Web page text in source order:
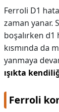
Ferroli D1
zaman yanar.
boşalırken
kısmında da
yanmaya
ışıkta
Ferroli